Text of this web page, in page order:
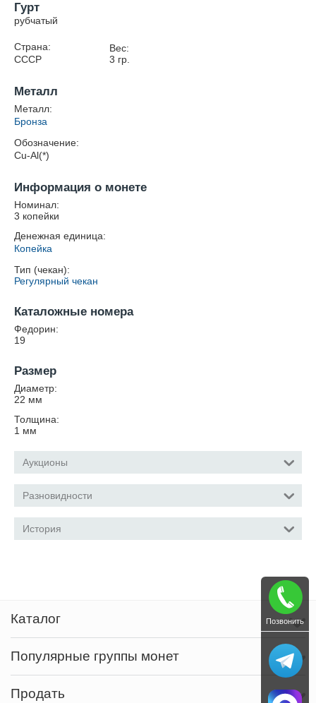
Гурт
рубчатый
Страна:
СССР
Вес:
3 гр.
Металл
Металл:
Бронза
Обозначение:
Cu-Al(*)
Информация о монете
Номинал:
3 копейки
Денежная единица:
Копейка
Тип (чекан):
Регулярный чекан
Каталожные номера
Федорин:
19
Размер
Диаметр:
22 мм
Толщина:
1 мм
Аукционы
Разновидности
История
Каталог
Популярные группы монет
Продать
Позвонить